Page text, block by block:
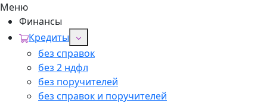
Меню
Финансы
Кредиты
без справок
без 2 ндфл
без поручителей
без справок и поручителей